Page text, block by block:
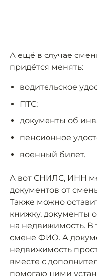
А ещё в случае
придётся менять:
водительское
ПТС;
документы об
пенсионное
военный билет.
А вот СНИЛС, ИНН
документов от
Также можно
книжку, документы
на недвижимость. В
смене ФИО. А
недвижимость
вместе с
помогающими